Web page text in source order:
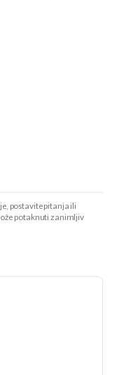
postavite pitanja ili
potaknuti zanimljiv